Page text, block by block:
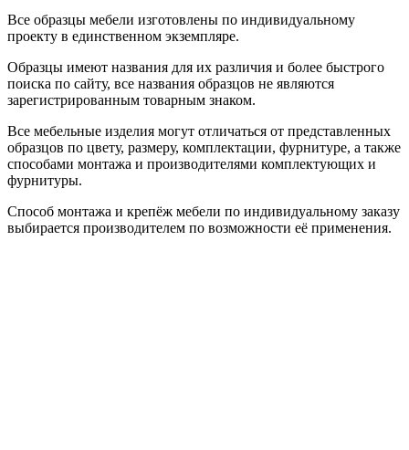
Все образцы мебели изготовлены по индивидуальному
проекту в единственном экземпляре.
Образцы имеют названия для их различия и более быстрого
поиска по сайту, все названия образцов не являются
зарегистрированным товарным знаком.
Все мебельные изделия могут отличаться от представленных
образцов по цвету, размеру, комплектации, фурнитуре, а также
способами монтажа и производителями комплектующих и
фурнитуры.
Способ монтажа и крепёж мебели по индивидуальному заказу
выбирается производителем по возможности её применения.